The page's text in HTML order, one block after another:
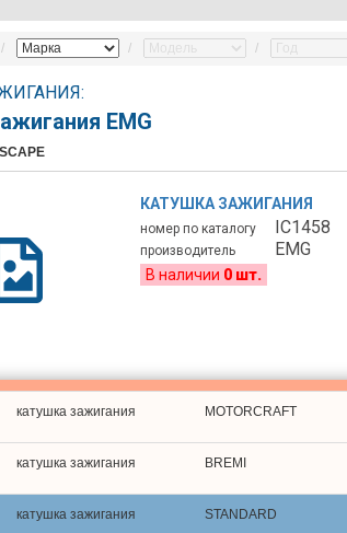
EMG
КАТУШКА ЗАЖИГАНИЯ
номер по каталогу IC1458
производитель EMG
В наличии 0 шт.
катушка зажигания MOTORCRAFT
катушка зажигания BREMI
катушка зажигания STANDARD